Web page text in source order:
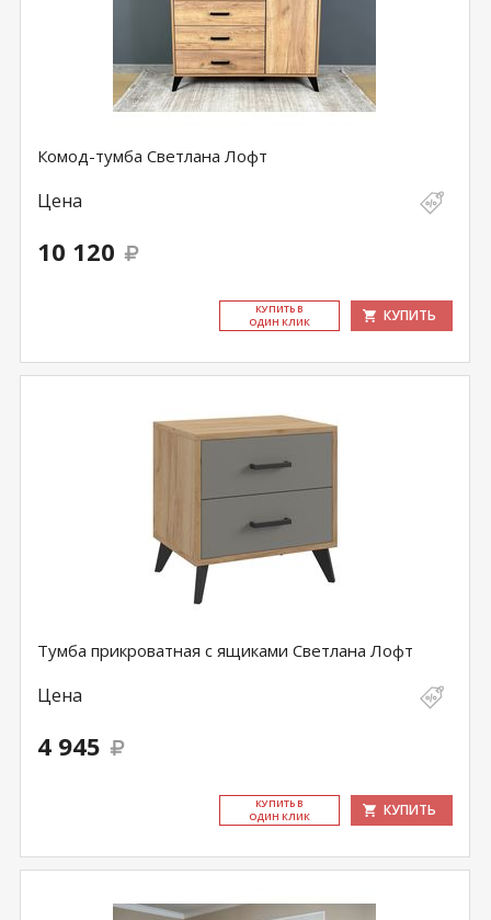
Комод-тумба Светлана Лофт
Цена
10 120
КУ­ПИТЬ В
ОДИН КЛИК
КУПИТЬ
Тумба прикроватная с ящиками Светлана Лофт
Цена
4 945
КУ­ПИТЬ В
ОДИН КЛИК
КУПИТЬ